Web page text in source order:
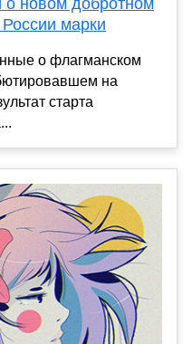
марки
о флагманском
на
старта